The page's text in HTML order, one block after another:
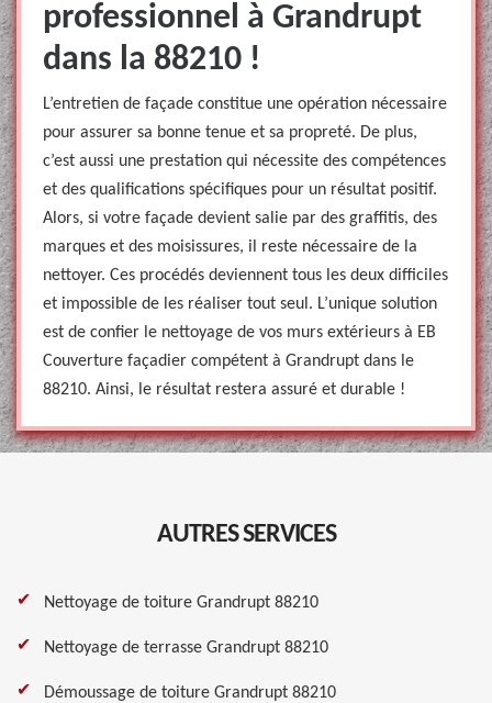
professionnel à Grandrupt
dans la 88210 !
L’entretien de façade constitue une opération nécessaire
pour assurer sa bonne tenue et sa propreté. De plus,
c’est aussi une prestation qui nécessite des compétences
et des qualifications spécifiques pour un résultat positif.
Alors, si votre façade devient salie par des graffitis, des
marques et des moisissures, il reste nécessaire de la
nettoyer. Ces procédés deviennent tous les deux difficiles
et impossible de les réaliser tout seul. L’unique solution
est de confier le nettoyage de vos murs extérieurs à EB
Couverture façadier compétent à Grandrupt dans le
88210. Ainsi, le résultat restera assuré et durable !
AUTRES SERVICES
Nettoyage de toiture Grandrupt 88210
Nettoyage de terrasse Grandrupt 88210
Démoussage de toiture Grandrupt 88210